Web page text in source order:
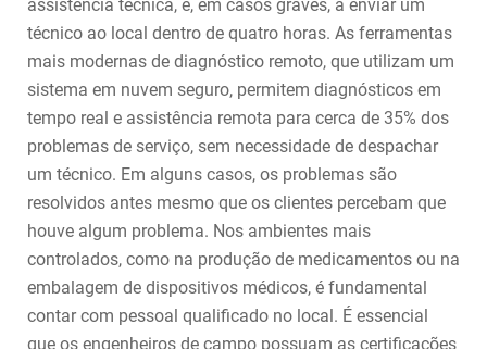
assistência técnica, e, em casos graves, a enviar um
técnico ao local dentro de quatro horas. As ferramentas
mais modernas de diagnóstico remoto, que utilizam um
sistema em nuvem seguro, permitem diagnósticos em
tempo real e assistência remota para cerca de 35% dos
problemas de serviço, sem necessidade de despachar
um técnico. Em alguns casos, os problemas são
resolvidos antes mesmo que os clientes percebam que
houve algum problema. Nos ambientes mais
controlados, como na produção de medicamentos ou na
embalagem de dispositivos médicos, é fundamental
contar com pessoal qualificado no local. É essencial
que os engenheiros de campo possuam as certificações